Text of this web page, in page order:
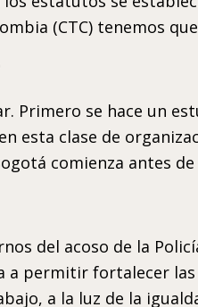
(CTC) tenemos
Primero se hace un
esta clase de
comienza antes de
del acoso de la
a permitir fortalecer
a la luz de la